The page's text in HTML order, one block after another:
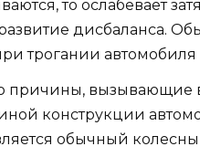
то ослабевает
дисбаланса.
трогании автомобиля
причины, вызывающие
конструкции
обычный